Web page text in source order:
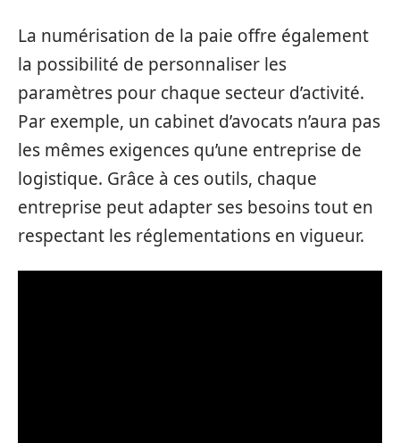
La numérisation de la paie offre également
la possibilité de personnaliser les
paramètres pour chaque secteur d’activité.
Par exemple, un cabinet d’avocats n’aura pas
les mêmes exigences qu’une entreprise de
logistique. Grâce à ces outils, chaque
entreprise peut adapter ses besoins tout en
respectant les réglementations en vigueur.